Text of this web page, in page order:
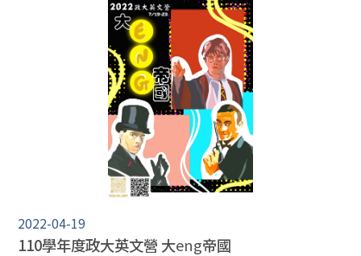
員們認識未來可能接觸的學科內容之外，亦能獲取增進英
文能力的方法，進而充實自我能力、提早立定志向。本營
隊期望以系上優秀的師資以及充實的課程及活動內容，對
外展現政治大學英國語文學系優良的教育環境及學生的熱
https://english.video.nccu.edu.tw/dir/1073
2022-04-19
110學年度政大英文營 大eng帝國